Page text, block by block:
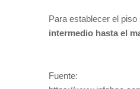
Para establecer el
intermedio hasta el
Fuente: